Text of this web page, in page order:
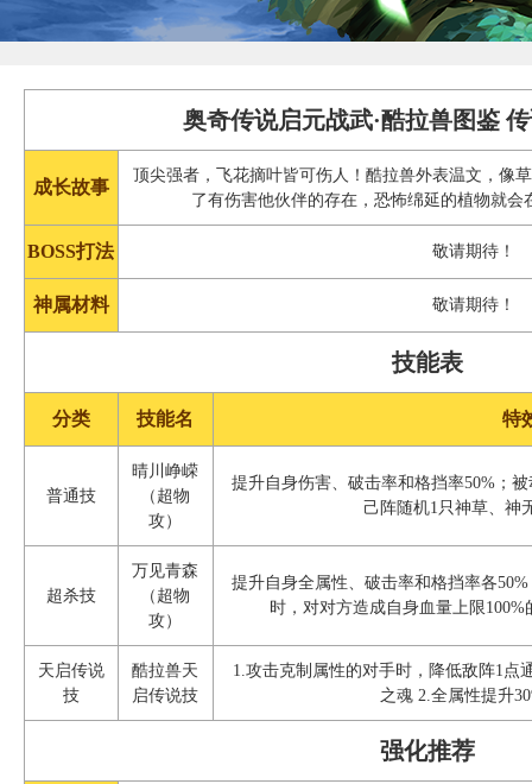
奥奇传说启元战武·酷拉兽图鉴
成长故事
顶尖强者，飞花摘叶皆可伤人！酷拉兽外表温文，像
了有伤害他伙伴的存在，恐怖绵延的植物就
BOSS打法 敬请期待！
神属材料 敬请期待！
技能表
分类 技能名 特
普通技
晴川峥嵘
（超物
攻）
提升自身伤害、破击率和格挡率50%；
己阵随机1只神草、神
超杀技
万见青森
（超物
攻）
提升自身全属性、破击率和格挡率各
时，对对方造成自身血量上限
天启传说
技
酷拉兽天
启传说技
1.攻击克制属性的对手时，降低敌阵1点
之魂 2.全属性提升
强化推荐